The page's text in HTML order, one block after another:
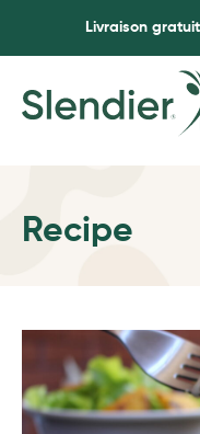
Livraison
Recipe